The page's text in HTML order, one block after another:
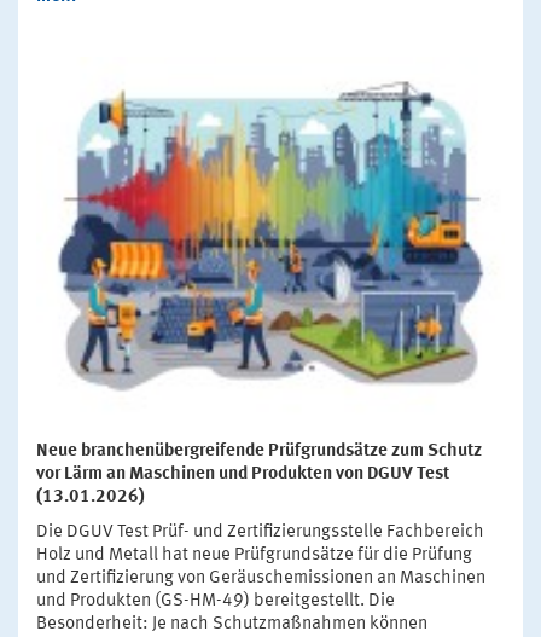
Neue branchenübergreifende Prüfgrundsätze zum Schutz
vor Lärm an Maschinen und Produkten von DGUV Test
(13.01.2026)
Die DGUV Test Prüf- und Zertifizierungsstelle Fachbereich
Holz und Metall hat neue Prüfgrundsätze für die Prüfung
und Zertifizierung von Geräuschemissionen an Maschinen
und Produkten (GS-HM-49) bereitgestellt. Die
Besonderheit: Je nach Schutzmaßnahmen können